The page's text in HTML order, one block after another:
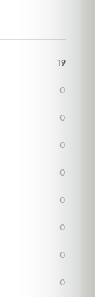
19
0
0
0
0
0
0
0
0